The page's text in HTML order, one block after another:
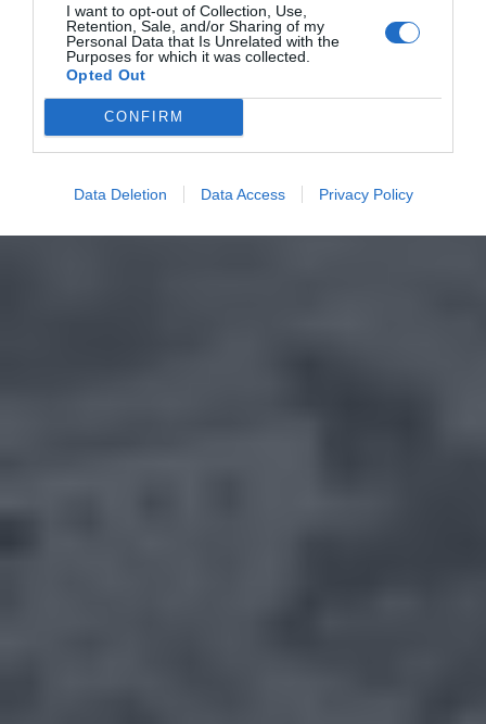
I want to opt-out of Collection, Use,
Retention, Sale, and/or Sharing of my
Personal Data that Is Unrelated with the
Purposes for which it was collected.
Opted Out
CONFIRM
Data Deletion Data Access Privacy Policy